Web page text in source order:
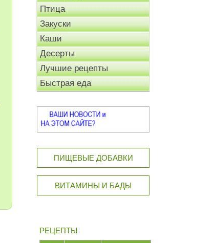
Птица
Закуски
Каши
Десерты
Лучшие рецепты
Быстрая еда
ПИЩЕВЫЕ ДОБАВКИ
ВИТАМИНЫ И БАДЫ
РЕЦЕПТЫ